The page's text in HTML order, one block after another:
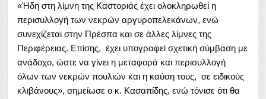
«Ήδη στη λίμνη της Καστοριάς έχει ολοκληρωθεί η
περισυλλογή των νεκρών αργυροπελεκάνων, ενώ
συνεχίζεται στην Πρέσπα και σε άλλες λίμνες της
Περιφέρειας. Επίσης, έχει υπογραφεί σχετική σύμβαση με
ανάδοχο, ώστε να γίνει η μεταφορά και περισυλλογή
όλων των νεκρών πουλιών και η καύση τους, σε ειδικούς
κλιβάνους», σημείωσε ο κ. Κασαπίδης, ενώ τόνισε ότι θα